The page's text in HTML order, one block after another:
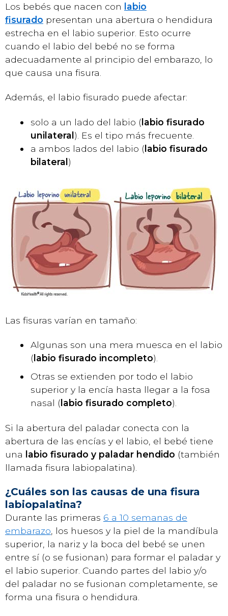
Los bebés que nacen con labio
fisurado presentan una abertura o hendidura
estrecha en el labio superior. Esto ocurre
cuando el labio del bebé no se forma
adecuadamente al principio del embarazo, lo
que causa una fisura.
Además, el labio fisurado puede afectar:
solo a un lado del labio (labio fisurado
unilateral). Es el tipo más frecuente.
a ambos lados del labio (labio fisurado
bilateral)
Las fisuras varían en tamaño:
Algunas son una mera muesca en el labio
( labio fisurado incompleto).
Otras se extienden por todo el labio
superior y la encía hasta llegar a la fosa
nasal ( labio fisurado completo).
Si la abertura del paladar conecta con la
abertura de las encías y el labio, el bebé tiene
una labio fisurado y paladar hendido (también
llamada fisura labiopalatina).
¿Cuáles son las causas de una fisura
labiopalatina?
Durante las primeras 6 a 10 semanas de
embarazo , los huesos y la piel de la mandíbula
superior, la nariz y la boca del bebé se unen
entre sí (o se fusionan) para formar el paladar y
el labio superior. Cuando partes del labio y/o
del paladar no se fusionan completamente, se
forma una fisura o hendidura.